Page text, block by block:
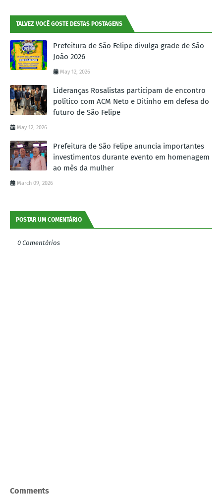
TALVEZ VOCÊ GOSTE DESTAS POSTAGENS
Prefeitura de São Felipe divulga grade de São
João 2026
May 12, 2026
Lideranças Rosalistas participam de encontro
político com ACM Neto e Ditinho em defesa do
futuro de São Felipe
May 12, 2026
Prefeitura de São Felipe anuncia importantes
investimentos durante evento em homenagem
ao mês da mulher
March 09, 2026
POSTAR UM COMENTÁRIO
0 Comentários
Comments